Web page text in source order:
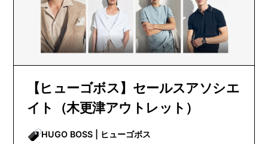
【ヒューゴボス】セールスアソシエ
イト（木更津アウトレット）
HUGO BOSS | ヒューゴボス